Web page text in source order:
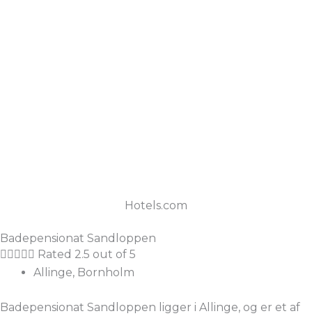
Hotels.com
Badepensionat Sandloppen
 Rated 2.5 out of 5
Allinge, Bornholm
Badepensionat Sandloppen ligger i Allinge, og er et af